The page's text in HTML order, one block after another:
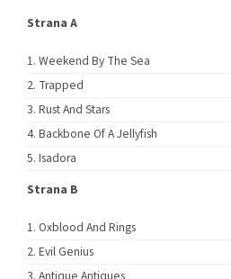
Strana A
Weekend By The Sea
Trapped
Rust And Stars
Backbone Of A Jellyfish
Isadora
Strana B
Oxblood And Rings
Evil Genius